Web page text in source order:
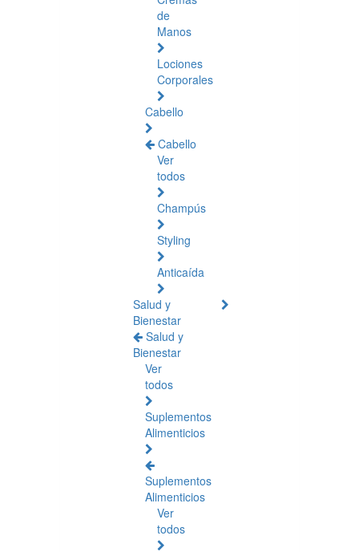
de
Manos
Lociones
Corporales
Cabello
Cabello
Ver
todos
Champús
Styling
Anticaída
Salud y
Bienestar
Salud y
Bienestar
Ver
todos
Suplementos
Alimenticios
Suplementos
Alimenticios
Ver
todos